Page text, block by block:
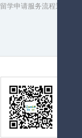
留学申请服务流程透明化